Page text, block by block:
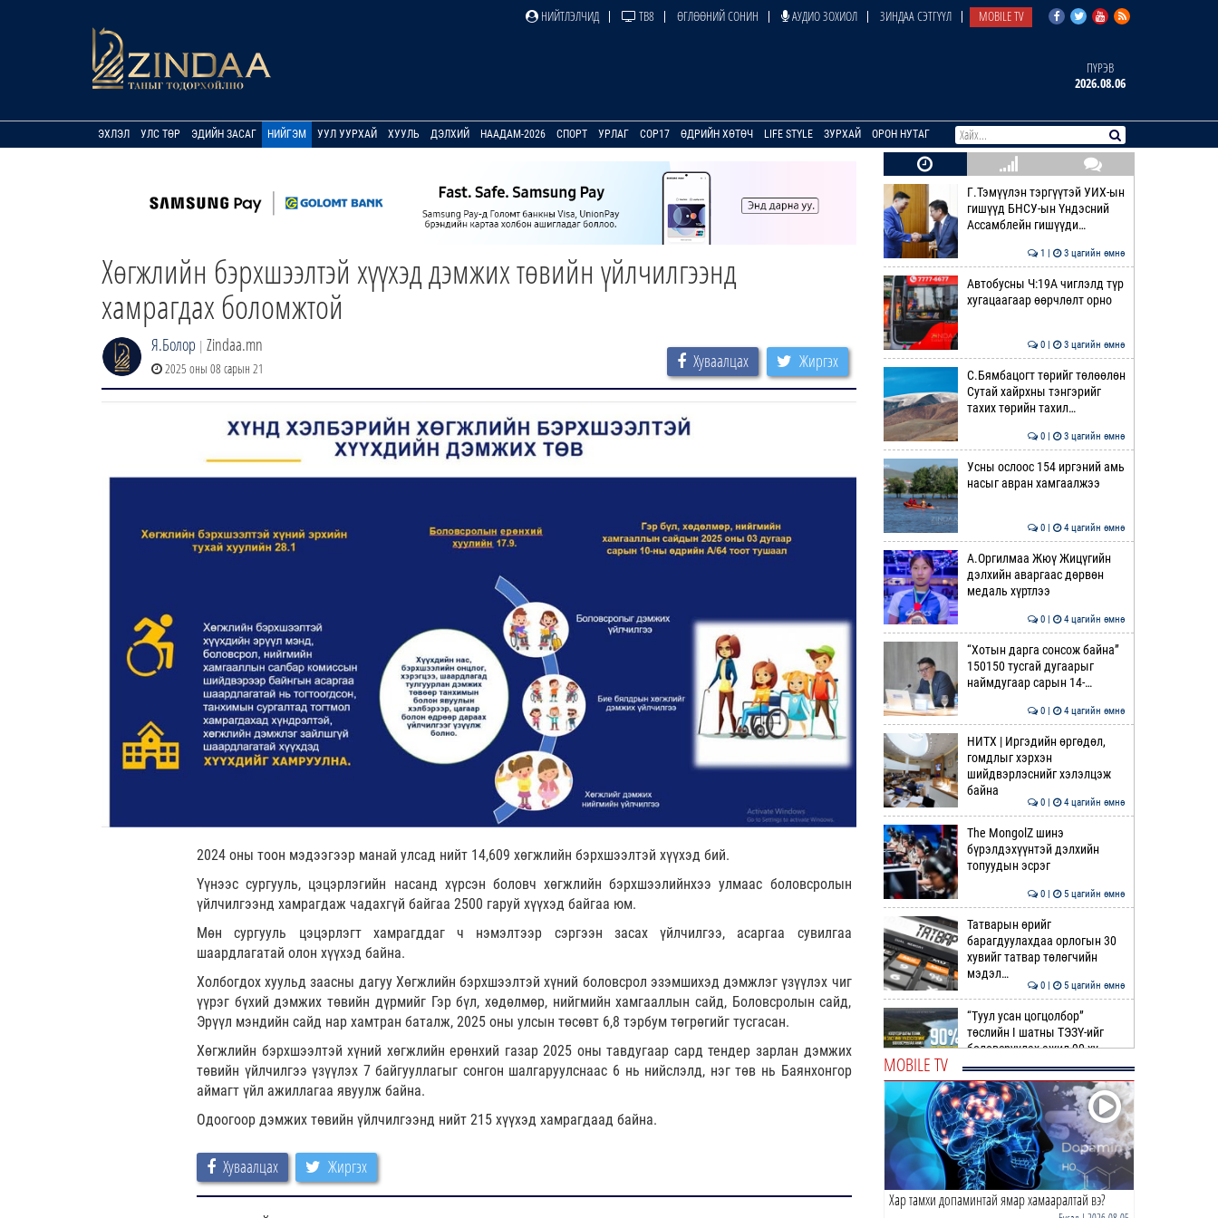
НИЙТЛЭЛЧИД ТВ8 ӨГЛӨӨНИЙ СОНИН АУДИО ЗОХИОЛ ЗИНДАА СЭТГҮҮЛ MOBILE TV
ПҮРЭВ
2026.08.06
ЭХЛЭЛ УЛС ТӨР ЭДИЙН ЗАСАГ НИЙГЭМ УУЛ УУРХАЙ ХУУЛЬ ДЭЛХИЙ НААДАМ-2026 СПОРТ УРЛАГ COP17 ӨДРИЙН ХӨТӨЧ LIFE STYLE ЗУРХАЙ ОРОН НУТАГ
Хөгжлийн бэрхшээлтэй хүүхэд дэмжих төвийн үйлчилгээнд
хамрагдах боломжтой
Я.Болор | Zindaa.mn
2025 оны 08 сарын 21 Хуваалцах Жиргэх
2024 оны тоон мэдээгээр манай улсад нийт 14,609 хөгжлийн бэрхшээлтэй хүүхэд бий.
Үүнээс сургууль, цэцэрлэгийн насанд хүрсэн боловч хөгжлийн бэрхшээлийнхээ улмаас боловсролын
үйлчилгээнд хамрагдаж чадахгүй байгаа 2500 гаруй хүүхэд байгаа юм.
Мөн сургууль цэцэрлэгт хамрагддаг ч нэмэлтээр сэргээн засах үйлчилгээ, асаргаа сувилгаа
шаардлагатай олон хүүхэд байна.
Холбогдох хуульд заасны дагуу Хөгжлийн бэрхшээлтэй хүний боловсрол эзэмшихэд дэмжлэг үзүүлэх чиг
үүрэг бүхий дэмжих төвийн дүрмийг Гэр бүл, хөдөлмөр, нийгмийн хамгааллын сайд, Боловсролын сайд,
Эрүүл мэндийн сайд нар хамтран баталж, 2025 оны улсын төсөвт 6,8 тэрбум төгрөгийг тусгасан.
Хөгжлийн бэрхшээлтэй хүний хөгжлийн ерөнхий газар 2025 оны тавдугаар сард тендер зарлан дэмжих
төвийн үйлчилгээ үзүүлэх 7 байгууллагыг сонгон шалгаруулснаас 6 нь нийслэлд, нэг төв нь Баянхонгор
аймагт үйл ажиллагаа явуулж байна.
Одоогоор дэмжих төвийн үйлчилгээнд нийт 215 хүүхэд хамрагдаад байна.
Хуваалцах Жиргэх
Г.Тэмүүлэн тэргүүтэй УИХ-ын
гишүүд БНСУ-ын Үндэсний
Ассамблейн гишүүди…
1 | 3 цагийн өмнө
Автобусны Ч:19А чиглэлд түр
хугацаагаар өөрчлөлт орно
0 | 3 цагийн өмнө
С.Бямбацогт төрийг төлөөлөн
Сутай хайрхны тэнгэрийг
тахих төрийн тахил…
0 | 3 цагийн өмнө
Усны ослоос 154 иргэний амь
насыг авран хамгаалжээ
0 | 4 цагийн өмнө
А.Оргилмаа Жюү Жицүгийн
дэлхийн аваргаас дөрвөн
медаль хүртлээ
0 | 4 цагийн өмнө
“Хотын дарга сонсож байна”
150150 тусгай дугаарыг
наймдугаар сарын 14-…
0 | 4 цагийн өмнө
НИТХ | Иргэдийн өргөдөл,
гомдлыг хэрхэн
шийдвэрлэснийг хэлэлцэж
байна
0 | 4 цагийн өмнө
The MongolZ шинэ
бүрэлдэхүүнтэй дэлхийн
топуудын эсрэг
0 | 5 цагийн өмнө
Татварын өрийг
барагдуулахдаа орлогын 30
хувийг татвар төлөгчийн
мэдэл…
0 | 5 цагийн өмнө
“Туул усан цогцолбор”
төслийн I шатны ТЭЗҮ-ийг
боловсруулах ажил 90 ху…
Нийслэлийн иргэдийн
Төлөөлөгчдийн Хурлын
Ээлжит VIII хуралдаан
эхэллээ
0 | 6 цагийн өмнө
ТОО | Гадаад валютын нөөц
MOBILE TV
Хар тамхи допаминтай ямар хамааралтай вэ?